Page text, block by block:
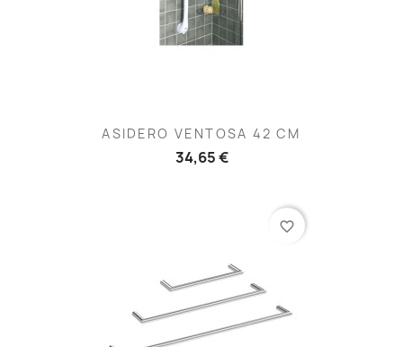
ASIDERO VENTOSA 42 CM
34,65 €
favorite_border